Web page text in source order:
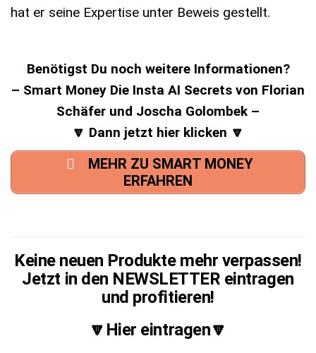
hat er seine Expertise unter Beweis gestellt.
Benötigst Du noch weitere Informationen?
– Smart Money Die Insta AI Secrets von Florian
Schäfer und Joscha Golombek –
🔽 Dann jetzt hier klicken 🔽
MEHR ZU SMART MONEY
ERFAHREN
Keine neuen Produkte mehr verpassen!
Jetzt in den NEWSLETTER eintragen
und profitieren!
🔽Hier eintragen🔽